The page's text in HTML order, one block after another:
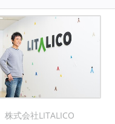
株式会社LITALICO